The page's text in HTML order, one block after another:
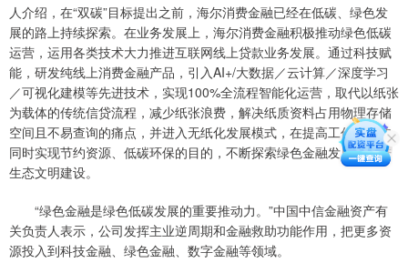
人介绍，在“双碳”目标提出之前，海尔消费金融已经在低碳、绿色发
展的路上持续探索。在业务发展上，海尔消费金融积极推动绿色低碳
运营，运用各类技术大力推进互联网线上贷款业务发展。通过科技赋
能，研发纯线上消费金融产品，引入AI+/大数据／云计算／深度学习
／可视化建模等先进技术，实现100%全流程智能化运营，取代以纸张
为载体的传统信贷流程，减少纸张浪费，解决纸质资料占用物理存储
空间且不易查询的痛点，并进入无纸化发展模式，在提高工作效率的
同时实现节约资源、低碳环保的目的，不断探索绿色金融发展，推进
生态文明建设。
“绿色金融是绿色低碳发展的重要推动力。”中国中信金融资产有
关负责人表示，公司发挥主业逆周期和金融救助功能作用，把更多资
源投入到科技金融、绿色金融、数字金融等领域。